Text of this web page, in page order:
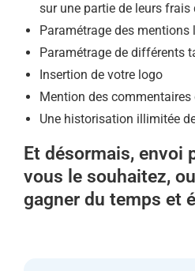
sur une partie de leurs frais
Paramétrage des mentions
Paramétrage de différents
Insertion de votre logo
Mention des commentaires
Une historisation illimitée
Et désormais, envoi
vous le souhaitez,
gagner du temps et